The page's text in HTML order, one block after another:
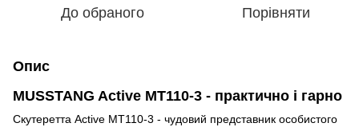
До обраного Порівняти
Опис
MUSSTANG Active MT110-3 - практично і гарно
Скутеретта Active MT110-3 - чудовий представник особистого